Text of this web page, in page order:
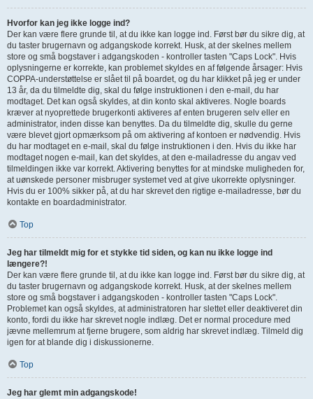
Hvorfor kan jeg ikke logge ind?
Der kan være flere grunde til, at du ikke kan logge ind. Først bør du sikre dig, at
du taster brugernavn og adgangskode korrekt. Husk, at der skelnes mellem
store og små bogstaver i adgangskoden - kontroller tasten "Caps Lock". Hvis
oplysningerne er korrekte, kan problemet skyldes en af følgende årsager: Hvis
COPPA-understøttelse er slået til på boardet, og du har klikket på jeg er under
13 år, da du tilmeldte dig, skal du følge instruktionen i den e-mail, du har
modtaget. Det kan også skyldes, at din konto skal aktiveres. Nogle boards
kræver at nyoprettede brugerkonti aktiveres af enten brugeren selv eller en
administrator, inden disse kan benyttes. Da du tilmeldte dig, skulle du gerne
være blevet gjort opmærksom på om aktivering af kontoen er nødvendig. Hvis
du har modtaget en e-mail, skal du følge instruktionen i den. Hvis du ikke har
modtaget nogen e-mail, kan det skyldes, at den e-mailadresse du angav ved
tilmeldingen ikke var korrekt. Aktivering benyttes for at mindske muligheden for,
at uønskede personer misbruger systemet ved at give ukorrekte oplysninger.
Hvis du er 100% sikker på, at du har skrevet den rigtige e-mailadresse, bør du
kontakte en boardadministrator.
Top
Jeg har tilmeldt mig for et stykke tid siden, og kan nu ikke logge ind
længere?!
Der kan være flere grunde til, at du ikke kan logge ind. Først bør du sikre dig, at
du taster brugernavn og adgangskode korrekt. Husk, at der skelnes mellem
store og små bogstaver i adgangskoden - kontroller tasten "Caps Lock".
Problemet kan også skyldes, at administratoren har slettet eller deaktiveret din
konto, fordi du ikke har skrevet nogle indlæg. Det er normal procedure med
jævne mellemrum at fjerne brugere, som aldrig har skrevet indlæg. Tilmeld dig
igen for at blande dig i diskussionerne.
Top
Jeg har glemt min adgangskode!